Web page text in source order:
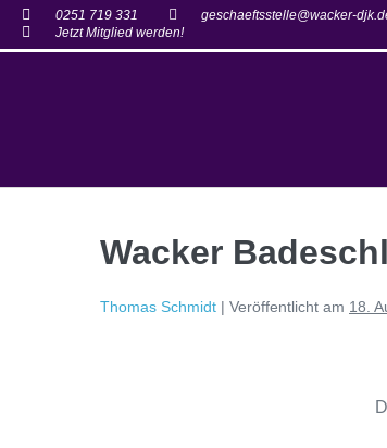
0251 719 331 geschaeftsstelle@wacker-
Jetzt Mitglied werden!
Wacker
Thomas Schmidt | Veröffentlicht am 18.